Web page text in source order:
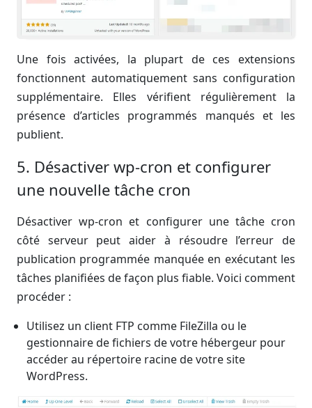
Une fois activées, la plupart de ces extensions
fonctionnent automatiquement sans configuration
supplémentaire. Elles vérifient régulièrement la
présence d’articles programmés manqués et les
publient.
5. Désactiver wp-cron et configurer
une nouvelle tâche cron
Désactiver wp-cron et configurer une tâche cron
côté serveur peut aider à résoudre l’erreur de
publication programmée manquée en exécutant les
tâches planifiées de façon plus fiable. Voici comment
procéder :
Utilisez un client FTP comme FileZilla ou le
gestionnaire de fichiers de votre hébergeur pour
accéder au répertoire racine de votre site
WordPress.